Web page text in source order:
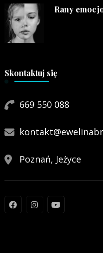
Rany
Skontaktuj się
669 550 088
Poznań, Jeżyce